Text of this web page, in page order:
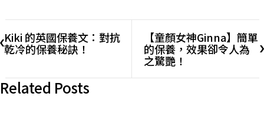
Kiki 的英國保養文：對抗
乾冷的保養秘訣！
【童顏女神Ginna】簡單
的保養，效果卻令人為
之驚艷！
Related Posts